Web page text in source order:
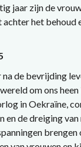
jaar zijn de
het behoud
de bevrijding
om ons heen
in Oekraïne,
en de dreiging van